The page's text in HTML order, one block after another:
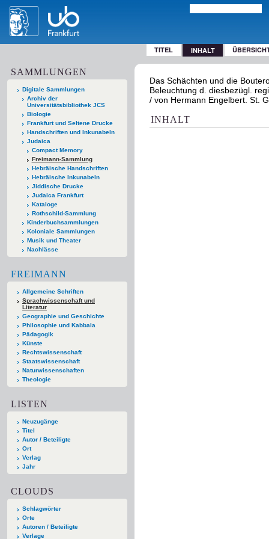
TITEL INHALT
SAMMLUNGEN
Digitale Sammlungen
Archiv der
Universitätsbibliothek JCS
Biologie
Frankfurt und Seltene Drucke
Handschriften und Inkunabeln
Judaica
Compact Memory
Freimann-Sammlung
Hebräische Handschriften
Hebräische Inkunabeln
Jiddische Drucke
Judaica Frankfurt
Kataloge
Rothschild-Sammlung
Kinderbuchsammlungen
Koloniale Sammlungen
Musik und Theater
Nachlässe
FREIMANN
Allgemeine Schriften
Sprachwissenschaft und
Literatur
Geographie und Geschichte
Philosophie und Kabbala
Pädagogik
Künste
Rechtswissenschaft
Staatswissenschaft
Naturwissenschaften
Theologie
LISTEN
Neuzugänge
Titel
Autor / Beteiligte
Ort
Verlag
Jahr
CLOUDS
Schlagwörter
Orte
Autoren / Beteiligte
Verlage
Das Schächten und die
Beleuchtung d. diesbezügl.
/ von Hermann Engelbert. St.
INHALT